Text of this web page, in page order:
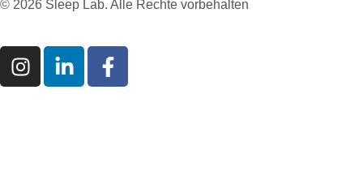
© 2026 Sleep Lab. Alle Rechte vorbehalten